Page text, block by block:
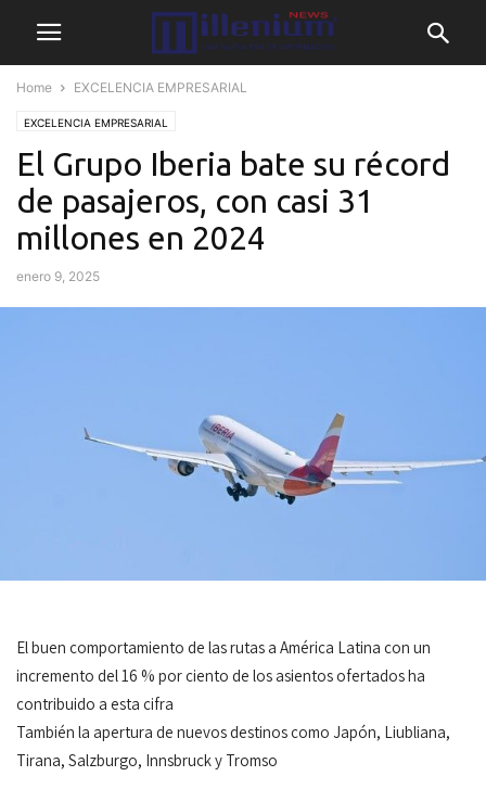
Home EXCELENCIA EMPRESARIAL
EXCELENCIA EMPRESARIAL
El Grupo Iberia bate su récord
de pasajeros, con casi 31
millones en 2024
enero 9, 2025
El buen comportamiento de las rutas a América Latina con un
incremento del 16 % por ciento de los asientos ofertados ha
contribuido a esta cifra
También la apertura de nuevos destinos como Japón, Liubliana,
Tirana, Salzburgo, Innsbruck y Tromso